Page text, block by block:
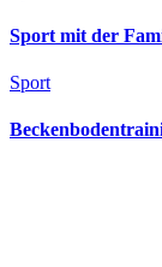
Sport mit der
Sport